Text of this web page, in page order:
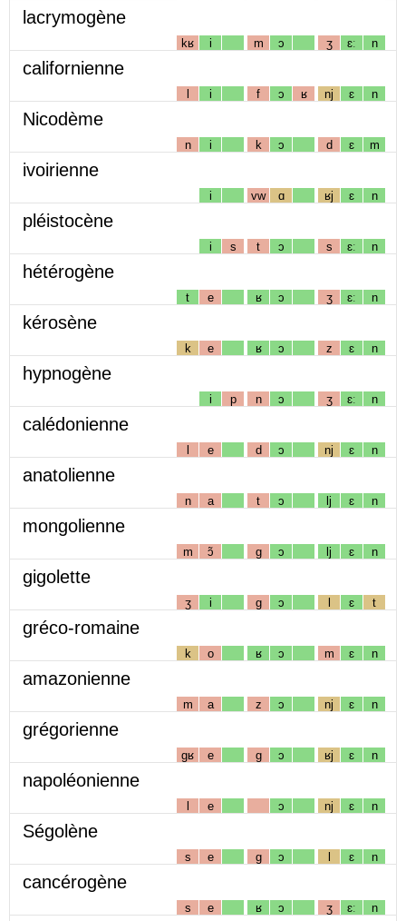
lacrymogène
kʁ i m ɔ ʒ ɛː n
californienne
l i f ɔ ʁ nj ɛ n
Nicodème
n i k ɔ d ɛ m
ivoirienne
i vw ɑ ʁj ɛ n
pléistocène
i s t ɔ s ɛː n
hétérogène
t e ʁ ɔ ʒ ɛː n
kérosène
k e ʁ ɔ z ɛ n
hypnogène
i p n ɔ ʒ ɛː n
calédonienne
l e d ɔ nj ɛ n
anatolienne
n a t ɔ lj ɛ n
mongolienne
m ɔ̃ g ɔ lj ɛ n
gigolette
ʒ i g ɔ l ɛ t
gréco-romaine
k o ʁ ɔ m ɛ n
amazonienne
m a z ɔ nj ɛ n
grégorienne
gʁ e g ɔ ʁj ɛ n
napoléonienne
l e ɔ nj ɛ n
Ségolène
s e g ɔ l ɛ n
cancérogène
s e ʁ ɔ ʒ ɛː n